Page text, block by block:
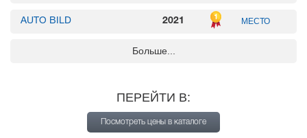
AUTO BILD 2021 МЕСТО
2019
2018
Больше...
ПЕРЕЙТИ В:
Посмотреть цены в каталоге